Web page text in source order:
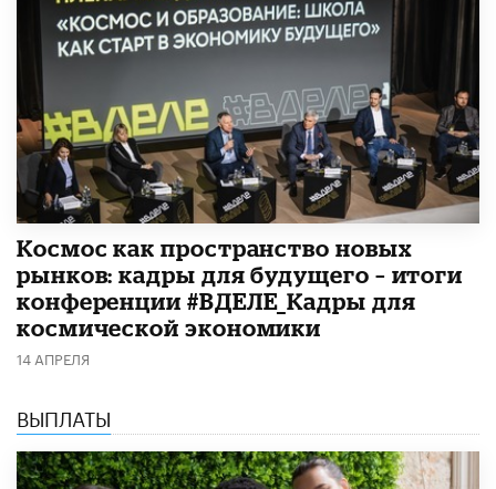
Космос как пространство новых
рынков: кадры для будущего – итоги
конференции #ВДЕЛЕ_Кадры для
космической экономики
14 АПРЕЛЯ
ВЫПЛАТЫ